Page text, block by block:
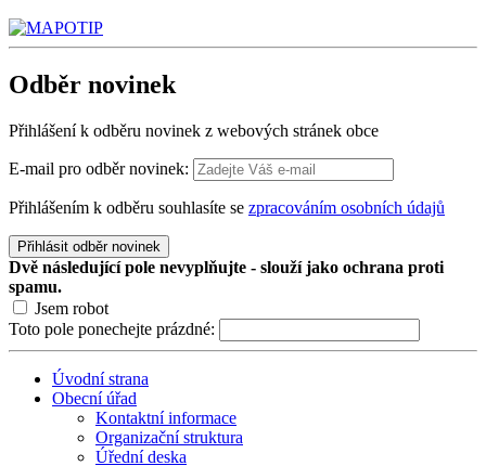
Odběr novinek
Přihlášení k odběru novinek z webových stránek obce
E-mail pro odběr novinek:
Přihlášením k odběru souhlasíte se zpracováním osobních údajů
Přihlásit odběr novinek
Dvě následující pole nevyplňujte - slouží jako ochrana proti
spamu.
Jsem robot
Toto pole ponechejte prázdné:
Úvodní strana
Obecní úřad
Kontaktní informace
Organizační struktura
Úřední deska